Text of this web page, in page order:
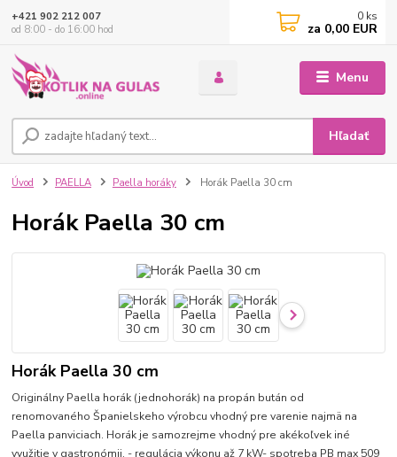
Menu
Hľadať
+421 902 212 007
od 8:00 - do 16:00 hod
0 ks
za 0,00 EUR
Úvod PAELLA Paella horáky Horák Paella 30 cm
Horák Paella 30 cm
Horák Paella 30 cm
Originálny Paella horák (jednohorák) na propán bután od
renomovaného Španielskeho výrobcu vhodný pre varenie najmä na
Paella panviciach. Horák je samozrejme vhodný pre akékoľvek iné
využitie v gastronómii. - regulácia výkonu až 7 kW- spotreba PB max 509